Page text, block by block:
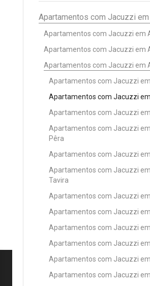
Apartamentos com Jacuzzi
Apartamentos com Jacuzzi em
Apartamentos com Jacuzzi em
Apartamentos com Jacuzzi em
Apartamentos com Jacuzzi
Apartamentos com Jacuzzi
Apartamentos com Jacuzzi
Apartamentos com Jacuzzi
Pêra
Apartamentos com Jacuzzi em
Apartamentos com Jacuzzi
Tavira
Apartamentos com Jacuzzi
Apartamentos com Jacuzzi
Apartamentos com Jacuzzi
Apartamentos com Jacuzzi
Apartamentos com Jacuzzi
Apartamentos com Jacuzzi